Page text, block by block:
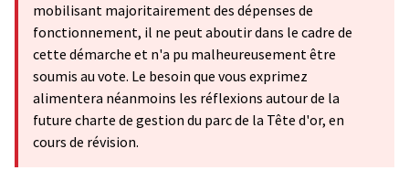
mobilisant majoritairement des dépenses de
fonctionnement, il ne peut aboutir dans le cadre de
cette démarche et n'a pu malheureusement être
soumis au vote. Le besoin que vous exprimez
alimentera néanmoins les réflexions autour de la
future charte de gestion du parc de la Tête d'or, en
cours de révision.